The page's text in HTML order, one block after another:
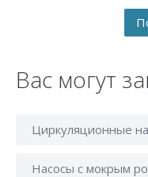
Вас могут
Циркуляционные
Насосы с мокрым